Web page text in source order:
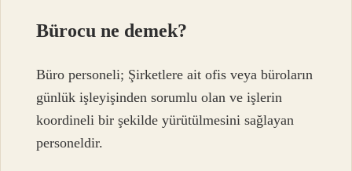
Bürocu ne demek?
Büro personeli; Şirketlere ait ofis veya büroların
günlük işleyişinden sorumlu olan ve işlerin
koordineli bir şekilde yürütülmesini sağlayan
personeldir.